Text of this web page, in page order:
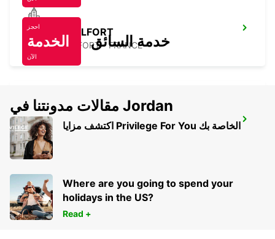
MAISONS ALFORT
MAISONS ALFORT - FRANCE
MELUN (DAMMARIE LES LYS) -IKC-
DAMMARIE LES LYS - FRANCE
احجز
الخدمة
الآن
خدمة السائق
مقالات مدونتنا في Jordan
اكتشف مزايا Privilege For You الخاصة بك
Where are you going to spend your
holidays in the US?
Read +